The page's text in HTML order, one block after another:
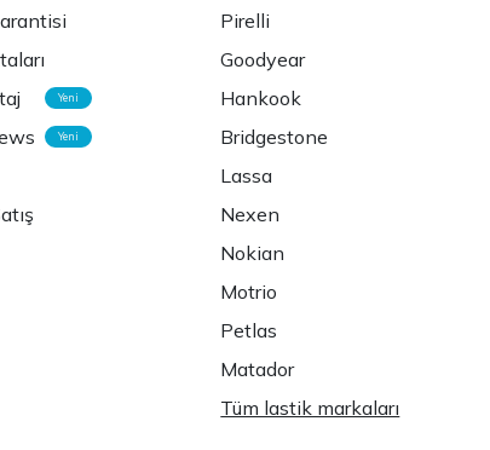
Yeni
Yeni
Pirelli
Goodyear
Hankook
Bridgestone
Lassa
Nexen
Nokian
Motrio
Petlas
Matador
Tüm lastik markaları